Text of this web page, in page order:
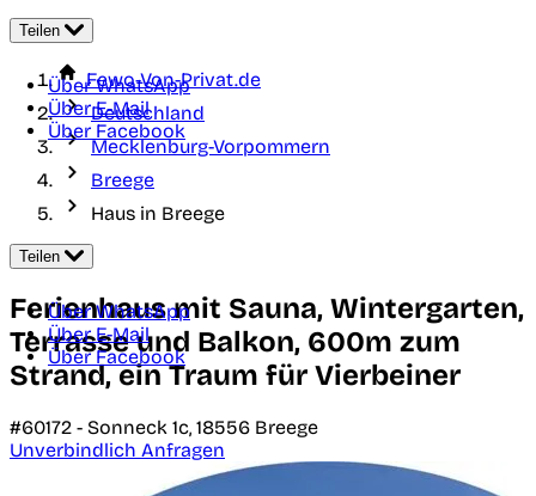
Teilen
Über WhatsApp
Über E-Mail
Über Facebook
Fewo-Von-Privat.de
Deutschland
Mecklenburg-Vorpommern
Breege
Haus in Breege
Teilen
Über WhatsApp
Über E-Mail
Über Facebook
Ferienhaus mit Sauna, Wintergarten,
Terrasse und Balkon, 600m zum
Strand, ein Traum für Vierbeiner
#60172 - Sonneck 1c, 18556 Breege
Unverbindlich Anfragen